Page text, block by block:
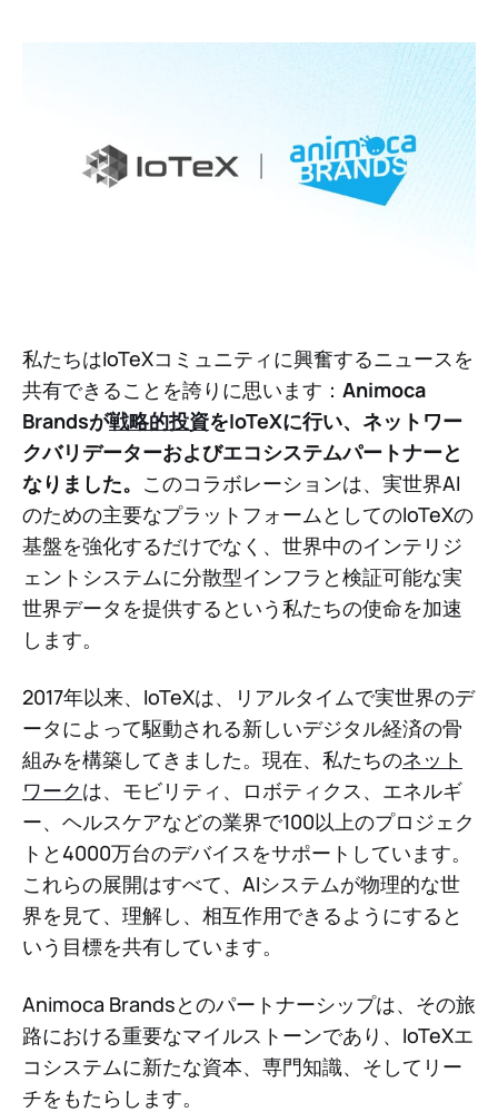
私たちはIoTeXコミュニティに興奮するニュースを
共有できることを誇りに思います： Animoca
Brandsが戦略的投資をIoTeXに行い、ネットワー
クバリデーターおよびエコシステムパートナーと
なりました。 このコラボレーションは、実世界AI
のための主要なプラットフォームとしてのIoTeXの
基盤を強化するだけでなく、世界中のインテリジ
ェントシステムに分散型インフラと検証可能な実
世界データを提供するという私たちの使命を加速
します。
2017年以来、IoTeXは、リアルタイムで実世界のデ
ータによって駆動される新しいデジタル経済の骨
組みを構築してきました。現在、私たちのネット
ワークは、モビリティ、ロボティクス、エネルギ
ー、ヘルスケアなどの業界で100以上のプロジェク
トと4000万台のデバイスをサポートしています。
これらの展開はすべて、AIシステムが物理的な世
界を見て、理解し、相互作用できるようにすると
いう目標を共有しています。
Animoca Brandsとのパートナーシップは、その旅
路における重要なマイルストーンであり、IoTeXエ
コシステムに新たな資本、専門知識、そしてリー
チをもたらします。